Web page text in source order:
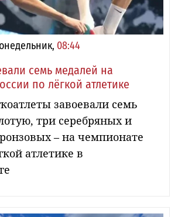
08:44
семь медалей на
по лёгкой атлетике
завоевали семь
три серебряных и
– на чемпионате
атлетике в